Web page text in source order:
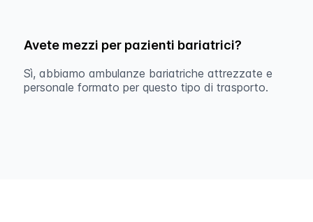
Avete mezzi per pazienti bariatrici?
Sì, abbiamo ambulanze bariatriche attrezzate e
personale formato per questo tipo di trasporto.